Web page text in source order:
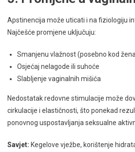
Apstinencija može uticati i na fiziologiju
Najčešće promjene uključuju:
Smanjenu vlažnost (posebno kod
Osjećaj nelagode ili suhoće
Slabljenje vaginalnih mišića
Nedostatak redovne stimulacije može
cirkulacije i elastičnosti, što ponekad
ponovnog uspostavljanja seksualne
Savjet: Kegelove vježbe, korištenje